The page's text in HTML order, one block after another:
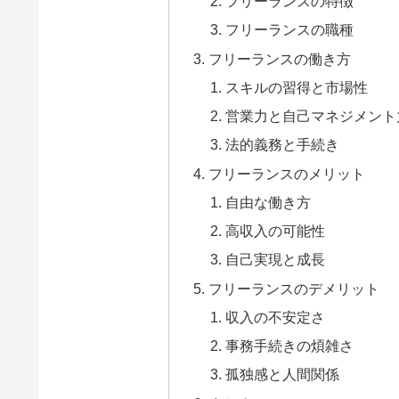
フリーランスの職種
フリーランスの働き方
スキルの習得と市場性
営業力と自己マネジメン
法的義務と手続き
フリーランスのメリット
自由な働き方
高収入の可能性
自己実現と成長
フリーランスのデメリット
収入の不安定さ
事務手続きの煩雑さ
孤独感と人間関係